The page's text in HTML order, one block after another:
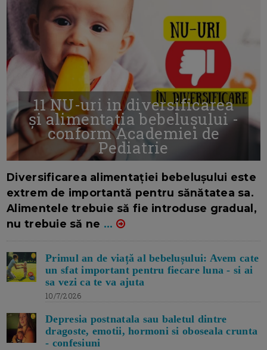
11 NU-uri in diversificarea
și alimentația bebelușului -
conform Academiei de
Pediatrie
Diversificarea alimentației bebelușului este
extrem de importantă pentru sănătatea sa.
Alimentele trebuie să fie introduse gradual,
nu trebuie să ne ...
Primul an de viață al bebelușului: Avem cate
un sfat important pentru fiecare luna - si ai
sa vezi ca te va ajuta
10/7/2026
Depresia postnatala sau baletul dintre
dragoste, emotii, hormoni si oboseala crunta
- confesiuni